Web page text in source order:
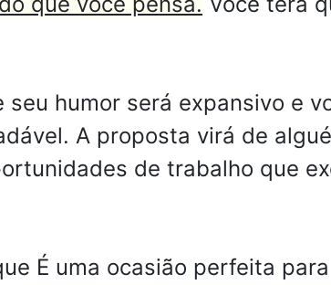
humor será expansivo e
A proposta virá de
de trabalho que
É uma ocasião perfeita